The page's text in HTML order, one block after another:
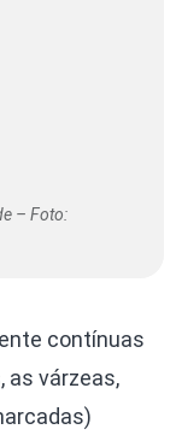
– Foto:
contínuas
as várzeas,